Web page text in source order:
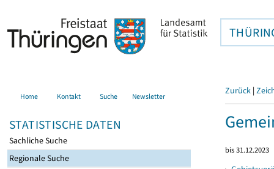
Home Kontakt Suche Newsletter
STATISTISCHE DATEN
Sachliche Suche
Regionale Suche
Zurück |
bis 31.12.2023